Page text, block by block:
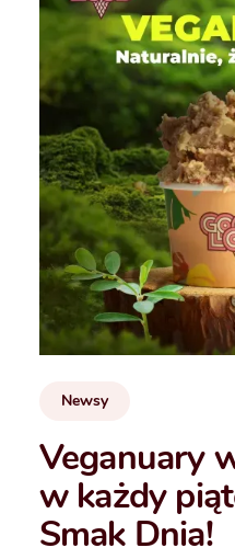
Newsy
Veganuary
w każdy
Smak Dnia!